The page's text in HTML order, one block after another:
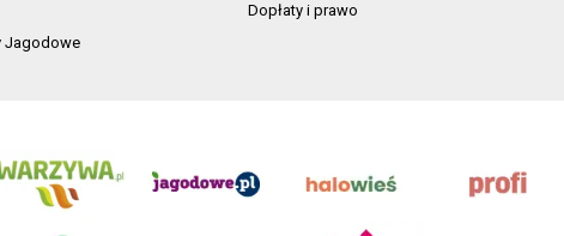
Dopłaty i prawo
Jagodowe